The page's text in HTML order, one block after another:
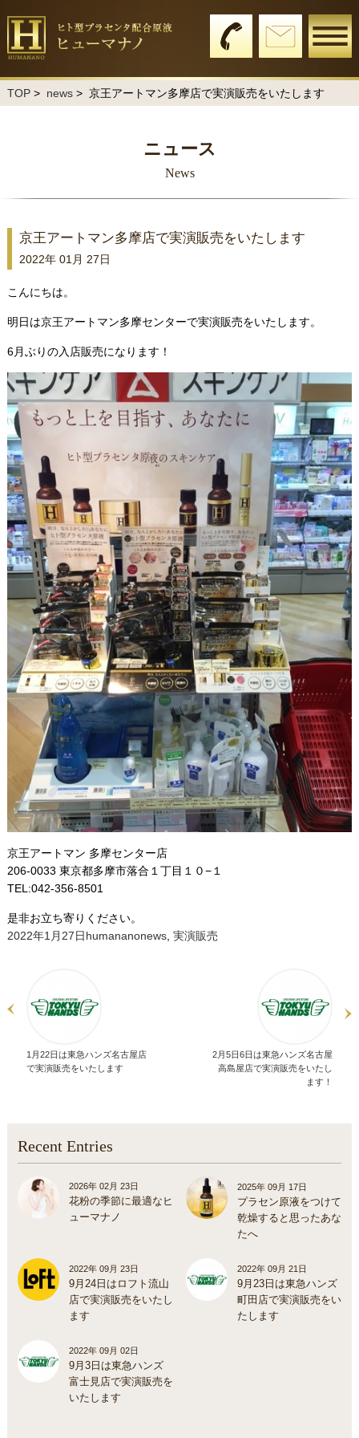
TOP> news> 京王アートマン多摩店で実演販売をいたします
ニュース
News
京王アートマン多摩店で実演販売をいたします
2022年 01月 27日
こんにちは。
明日は京王アートマン多摩センターで実演販売をいたします。
6月ぶりの入店販売になります！
京王アートマン 多摩センター店
206-0033 東京都多摩市落合１丁目１０−１
TEL:042-356-8501
是非お立ち寄りください。
投
2022年1月27日作
humananoカ
news, 実演販売
1月22日は東急ハンズ名古屋店
で実演販売をいたします
2月5日6日は東急ハンズ名古屋
高島屋店で実演販売をいたし
ます！
Recent Entries
2026年 02月 23日
花粉の季節に最適なヒ
ューマナノ
2025年 09月 17日
プラセン原液をつけて
乾燥すると思ったあな
たへ
2022年 09月 23日
9月24日はロフト流山
店で実演販売をいたし
ます
2022年 09月 21日
9月23日は東急ハンズ
町田店で実演販売をい
たします
2022年 09月 02日
9月3日は東急ハンズ
富士見店で実演販売を
いたします